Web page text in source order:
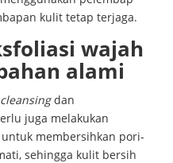
kulit tetap terjaga.
wajah
alami
dan
juga melakukan
membersihkan pori-
sehingga kulit bersih